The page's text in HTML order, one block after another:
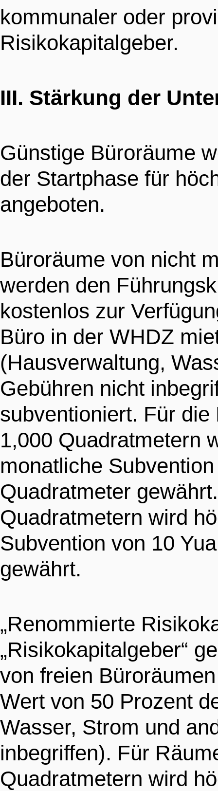
kommunaler oder
Risikokapitalgeber.
III. Stärkung der
Günstige Büroräume
der Startphase für
angeboten.
Büroräume von nicht
werden den
kostenlos zur
Büro in der WHDZ
(Hausverwaltung,
Gebühren nicht
subventioniert. Für
1,000 Quadratmetern
monatliche
Quadratmeter
Quadratmetern wird
Subvention von 10
gewährt.
„Renommierte
„Risikokapitalgeber“
von freien
Wert von 50 Prozent
Wasser, Strom und
inbegriffen). Für
Quadratmetern wird